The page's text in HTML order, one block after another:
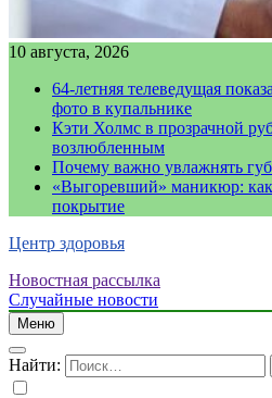
10 августа, 2026
64-летняя телеведущая
фото в купальнике
Кэти Холмс в прозрачной
возлюбленным
Почему важно увлажнять
«Выгоревший» маникюр: как
покрытие
Центр здоровья
Новостная рассылка
Случайные новости
Меню
Найти: